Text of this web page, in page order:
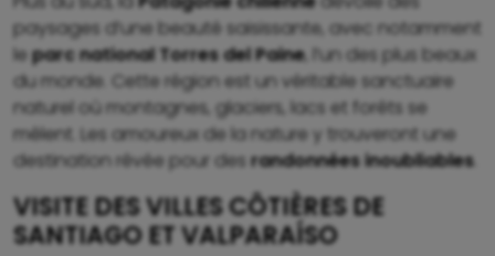
paysages d’une beauté saisissante, avec notamment
leparc national Torres del Paine, l’un des plus beaux
du monde. Cette région est un véritable sanctuaire
naturel où montagnes, glaciers, lacs et forêts se
mêlent. Les amoureux de la nature y trouveront une
destination rêvée pour desrandonnées inoubliables.
VISITE DES VILLES CÔTIÈRES DE
SANTIAGO ET VALPARAÍSO